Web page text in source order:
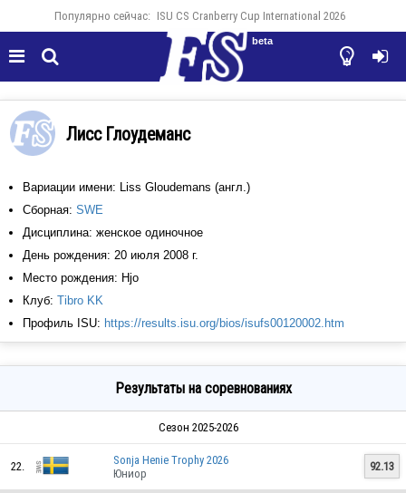
Популярно сейчас: ISU CS Cranberry Cup International 2026
  

beta
Лисс Глоудеманс
Вариации имени: Liss Gloudemans (англ.)
Сборная: SWE
Дисциплина: женское одиночное
День рождения: 20 июля 2008 г.
Место рождения: Hjo
Клуб: Tibro KK
Профиль ISU: https://results.isu.org/bios/isufs00120002.htm
Результаты на соревнованиях
Сезон 2025-2026
22.
Sonja Henie Trophy 2026
Юниор
92.13